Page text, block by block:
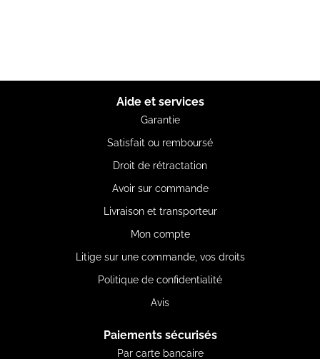
Aide et services
Garantie
Satisfait ou remboursé
Droit de rétractation
Avoir sur commande
Livraison et transporteur
Mon compte
Litige sur une commande, vos droits
Politique de confidentialité
Avis
Paiements sécurisés
Par carte bancaire